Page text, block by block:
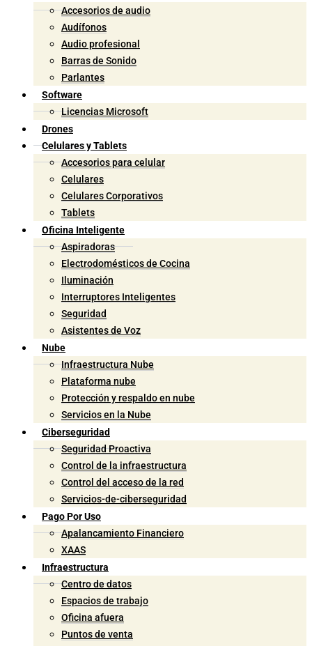
Accesorios de audio
Audífonos
Audio profesional
Barras de Sonido
Parlantes
Software
Licencias Microsoft
Drones
Celulares y Tablets
Accesorios para celular
Celulares
Celulares Corporativos
Tablets
Oficina Inteligente
Aspiradoras
Electrodomésticos de Cocina
Iluminación
Interruptores Inteligentes
Seguridad
Asistentes de Voz
Nube
Infraestructura Nube
Plataforma nube
Protección y respaldo en nube
Servicios en la Nube
Ciberseguridad
Seguridad Proactiva
Control de la infraestructura
Control del acceso de la red
Servicios-de-ciberseguridad
Pago Por Uso
Apalancamiento Financiero
XAAS
Infraestructura
Centro de datos
Espacios de trabajo
Oficina afuera
Puntos de venta